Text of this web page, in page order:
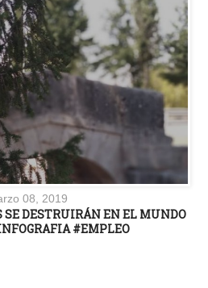
08, 2019
SE DESTRUIRÁN EN EL MUNDO
#EMPLEO